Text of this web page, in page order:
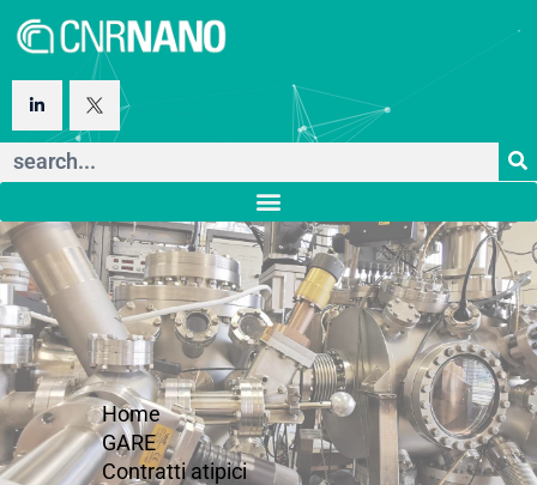
Home
GARE
Contratti atipici